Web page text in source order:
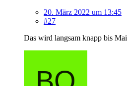
20. März 2022 um 13:45
#27
Das wird langsam knapp bis Mai